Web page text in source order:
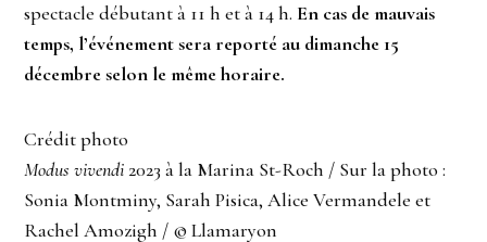
spectacle débutant à 11 h et à 14 h. En cas de mauvais
temps, l’événement sera reporté au dimanche 15
décembre selon le même horaire.
Crédit photo
Modus vivendi2023 à la Marina St-Roch / Sur la photo :
Sonia Montminy, Sarah Pisica, Alice Vermandele et
Rachel Amozigh / © Llamaryon